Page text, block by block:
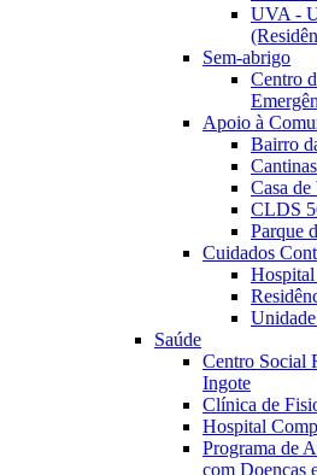
UVA -
Sem-abrigo
Centro
Apoio à
Bairro
Casa
CLDS
Parque
Cuidados
Saúde
Centro Social
Ingote
Clínica de
Hospital
Programa de
com Doenças